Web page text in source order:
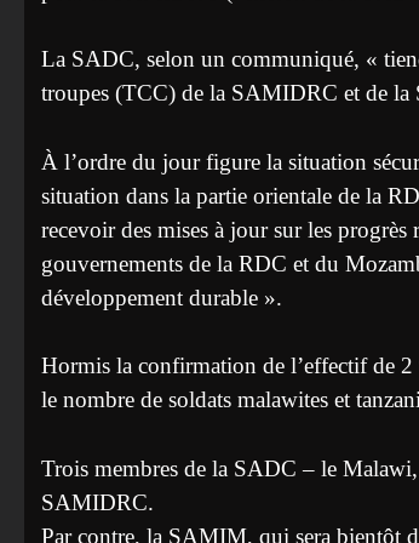
La SADC, selon un communiqué, «
troupes (TCC) de la SAMIDRC et de
À l’ordre du jour figure la situation
situation dans la partie orientale de la
recevoir des mises à jour sur les
gouvernements de la RDC et du
développement durable ».
Hormis la confirmation de l’effectif de
le nombre de soldats malawites et
Trois membres de la SADC – le
SAMIDRC.
Par contre, la SAMIM, qui sera bientôt